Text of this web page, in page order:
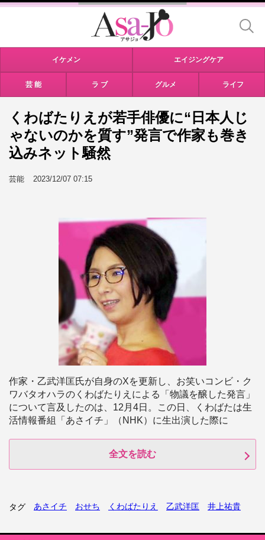
イケメン エイジングケア
芸 能 ラ ブ グルメ ライフ
くわばたりえが若手俳優に“日本人じ
ゃないのかを質す”発言で作家も巻き
込みネット騒然
芸能 2023/12/07 07:15
作家・乙武洋匡氏が自身のXを更新し、お笑いコンビ・ク
ワバタオハラのくわばたりえによる「物議を醸した発言」
について言及したのは、12月4日。この日、くわばたは生
活情報番組「あさイチ」（NHK）に生出演した際に
全文を読む
タグ あさイチ おせち くわばたりえ 乙武洋匡 井上祐貴